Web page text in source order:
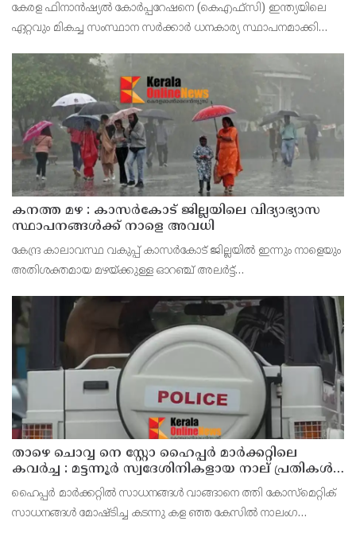
കേരള ഫിനാൻഷ്യൽ കോർപ്പറേഷനെ (കെഎഫ്‌സി) ഇന്ത്യയിലെ
ഏറ്റവും മികച്ച സംസ്ഥാന സർക്കാർ ധനകാര്യ സ്ഥാപനമാക്കി
ആഭിമുഖ്യത്തിൽ വിപുലീകരിച്ച 'മുഖ്യമന്ത്ര
കനത്ത മഴ : കാസർകോട് ജില്ലയിലെ വിദ്യാഭ്യാസ
സ്ഥാപനങ്ങൾക്ക് നാളെ അവധി
കേന്ദ്ര കാലാവസ്ഥ വകുപ്പ് കാസർകോട് ജില്ലയിൽ ഇന്നും നാളെയും
അതിശക്തമായ മഴയ്ക്കുള്ള ഓറഞ്ച് അലർട്ട്
പ്രൊഫഷണൽ കോളേജുകൾ ഉൾപ്പെടെയുള്ള എല്ലാ വിദ്യാഭ്യാ
താഴെ ചൊവ്വ നെ സ്റ്റോ ഹൈപ്പർ മാർക്കറ്റിലെ
കവർച്ച : മട്ടന്നൂർ സ്വദേശിനികളായ നാല് പ്രതികൾ
പിടിയിൽ
ഹൈപ്പർ മാർക്കറ്റിൽ സാധനങ്ങൾ വാങ്ങാനെ ത്തി കോസ്മെറ്റിക്
സാധനങ്ങൾ മോഷ്ടിച്ച കടന്നു കള ഞ്ഞ കേസിൽ നാലംഗ